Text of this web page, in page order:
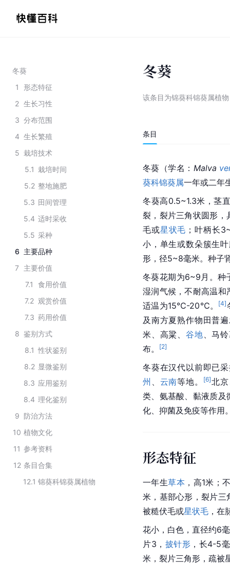
冬葵
1
形态特征
2 生长习性
3 分布范围
4 生长繁殖
5 栽培技术
5.1 栽培时间
5.2 整地施肥
5.3 田间管理
5.4 适时采收
5.5 采种
6 主要品种
7
主要价值
7.1
食用价值
7.2 观赏价值
7.3 药用价值
8 鉴别方式
8.1 性状鉴别
8.2 显微鉴别
8.3 应用鉴别
8.4 理化鉴别
9 防治方法
10 植物文化
11 参考资料
12 条目合集
12.1 锦葵科锦葵属植物
冬葵
该条目为锦葵科锦葵属植物
条目
冬葵（学名 ： Malva
葵科锦葵属一年或二年
冬葵高0.5~1.3米，茎
裂，裂片三角状圆形
毛或星状毛 ；叶柄长
小，单生或数朵簇生
形，径5~8毫米。种子
冬葵花期为6~9月。
湿润气候，不耐高温和
适温为15℃-20℃。
[4]
及南方夏熟作物田普
米、高粱、 谷地 、马
布。
[2]
冬葵在汉代以前即已
州
云南等地。 [6]北
类、氨基酸、黏液质
化、抑菌及免疫等作用
形态特征
一年生草本 ，高1米；
米，基部心形，裂片三
被糙伏毛或星状毛 ，
花小，白色，直径约6
片3， 披针形 ，长4-5
米，裂片三角形，疏被